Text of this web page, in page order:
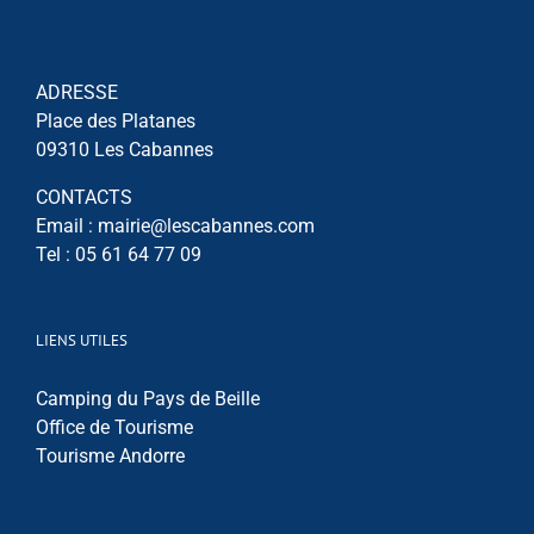
ADRESSE
Place des Platanes
09310 Les Cabannes
CONTACTS
Email : mairie@lescabannes.com
Tel : 05 61 64 77 09
LIENS UTILES
Camping du Pays de Beille
Office de Tourisme
Tourisme Andorre